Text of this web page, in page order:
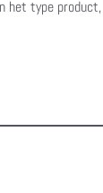
type